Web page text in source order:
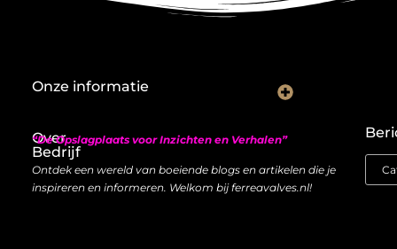
Over
Bedrijf
“De Opslagplaats voor Inzichten en Verhalen”
Ontdek een wereld van boeiende blogs en artikelen die je
inspireren en informeren. Welkom bij ferreavalves.nl!
Onze informatie